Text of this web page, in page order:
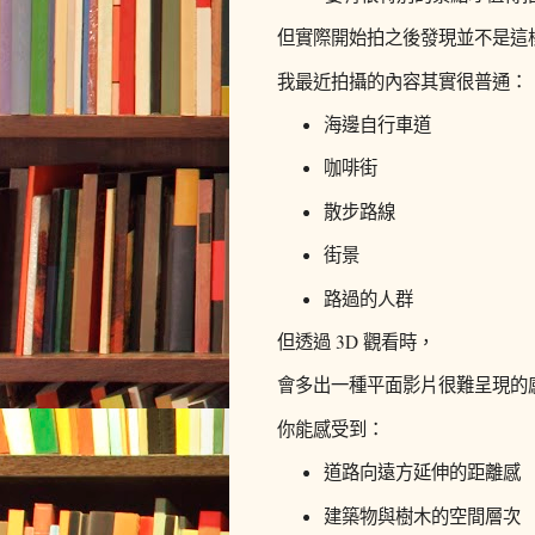
但實際開始拍之後發現並不是這
我最近拍攝的內容其實很普通：
海邊自行車道
咖啡街
散步路線
街景
路過的人群
但透過 3D 觀看時，
會多出一種平面影片很難呈現的
你能感受到：
道路向遠方延伸的距離感
建築物與樹木的空間層次